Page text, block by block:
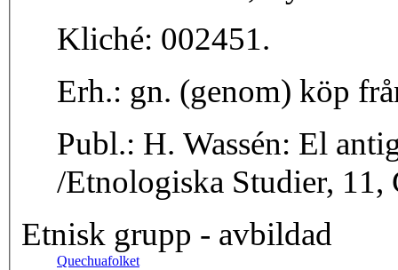
Kliché: 002451.
Erh.: gn. (genom)
Publ.: H. Wassén: El antiguo ábaco peruano etc.
/Etnologiska Studier,
Etnisk grupp - avbildad
Quechuafolket